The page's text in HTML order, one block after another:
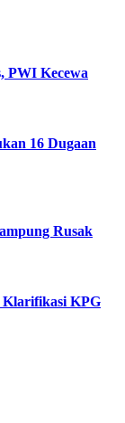
PWI Kecewa
16 Dugaan
Rusak
Klarifikasi KPG